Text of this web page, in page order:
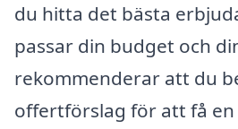
du hitta det bästa
passar din budget och
rekommenderar att du
offertförslag för att få